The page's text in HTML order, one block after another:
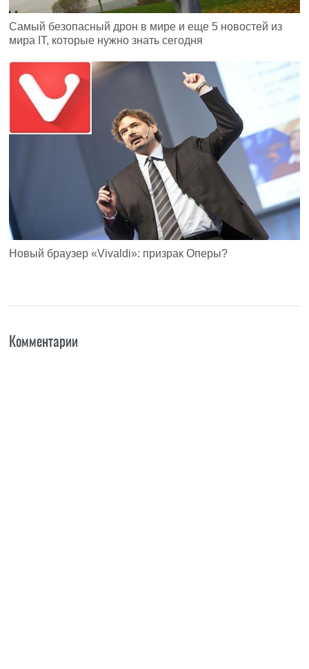
Самый безопасный дрон в мире и еще 5 новостей из
мира IT, которые нужно знать сегодня
Новый браузер «Vivaldi»: призрак Оперы?
Комментарии